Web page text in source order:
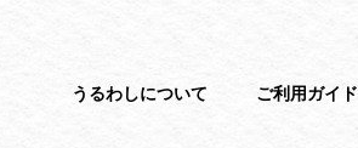
うるわしについて ご利用ガイド